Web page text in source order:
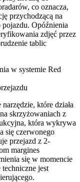
co oznacza,
przychodzącą na
Opóźnienia
zdjęć przez
tablic
w systemie Red
które działa
skrzyżowaniach z
która wykrywa
się czerwonego
przejazd z 2-
margines
się w momencie
jest